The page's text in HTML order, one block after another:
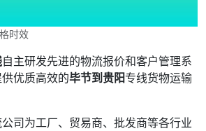
时效
自主研发先进的物流报价和客户管理系
优质高效的毕节到贵阳专线货物运输
司为工厂、贸易商、批发商等各行业